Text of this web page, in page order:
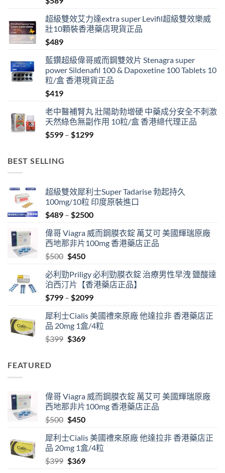
超級雙效艾力達extra super Levifil超級雙效樂威
壯10顆裝香港藥店現貨正品
$489
藍鑽超級偉哥威而鋼雙效片 Stenagra super
power Sildenafil 100 & Dapoxetine 100 Tablets 10
粒/盒 香港現貨正品
$419
老中醫補腎丸 壯陽助勃增硬 中藥成分安全不刺激
天然綠色無副作用 10粒/盒 香港總代理正品
$599 – $1299Price
BEST SELLING
超級雙效犀利士Super Tadarise 勃起持久
100mg/10粒 印度原裝進口
$489 – $2500Price
$489
through
偉哥 Viagra 威而鋼膜衣錠 萬艾可 美國輝瑞原廠
西地那非片100mg 香港藥店正品
$500 Original
was:
$500.
$450Current
is:
$450.
必利勁Priligy 必利勁膜衣錠 治療男性早洩 鹽酸達
泊西汀片【香港藥店正品】
$799 – $2099Price
$799
through
犀利士Cialis 美國禮來原廠 他達拉非 香港藥店正
品 20mg 1盒/4粒
$399 Original
$369Current
FEATURED
偉哥 Viagra 威而鋼膜衣錠 萬艾可 美國輝瑞原廠
西地那非片100mg 香港藥店正品
$500 Original
was:
$500.
$450Current
is:
$450.
犀利士Cialis 美國禮來原廠 他達拉非 香港藥店正
品 20mg 1盒/4粒
$399 Original
$369Current